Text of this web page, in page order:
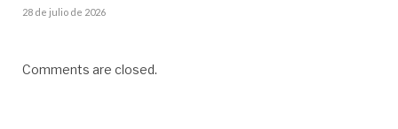
28 de julio de 2026
Comments are closed.